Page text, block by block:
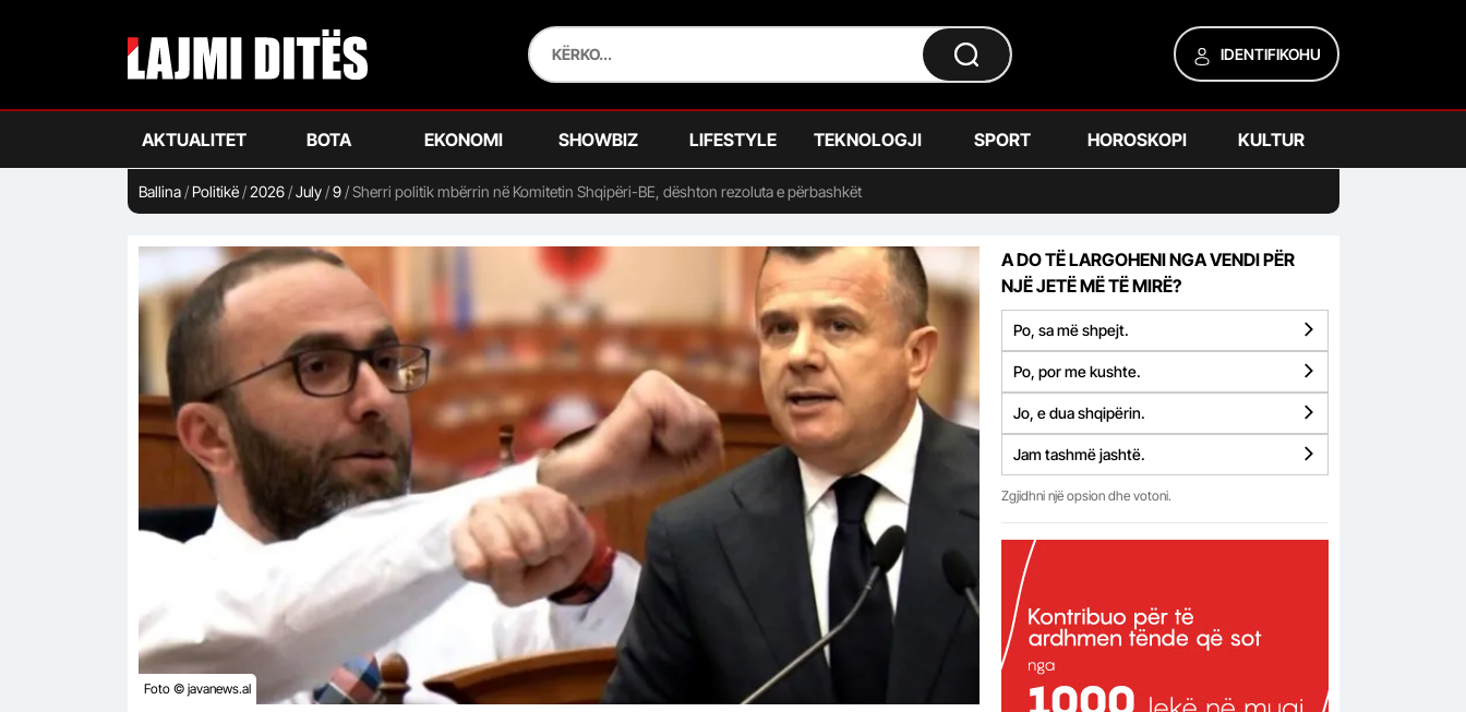
IDENTIFIKOHU
AKTUALITET BOTA EKONOMI SHOWBIZ LIFESTYLE TEKNOLOGJI SPORT HOROSKOPI KULTUR
Ballina/ Politikë/2026/July/9/Sherri politik mbërrin në Komitetin Shqipëri-BE, dështon rezoluta e përbashkët
Foto © javanews.al
A DO TË LARGOHENI NGA VENDI PËR
NJË JETË MË TË MIRË?
Po, sa më shpejt.
Po, por me kushte.
Jo, e dua shqipërin.
Jam tashmë jashtë.
Zgjidhni një opsion dhe votoni.